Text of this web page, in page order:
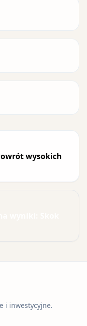
wysokich
i inwestycyjne.